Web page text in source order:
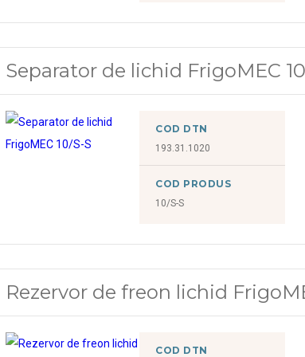
Separator de lichid FrigoMEC
COD DTN
193.31.1020
COD PRODUS
10/S-S
Rezervor de freon lichid
COD DTN